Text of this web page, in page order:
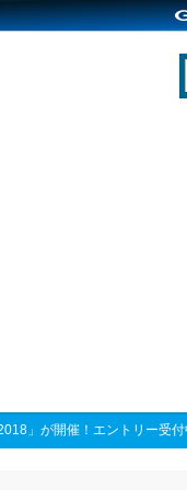
」が開催！エントリー受